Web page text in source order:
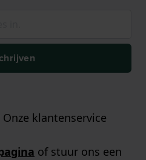
klantenservice
of stuur ons een